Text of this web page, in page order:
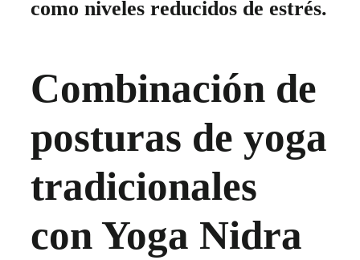
como niveles reducidos de estrés.
Combinación de
posturas de yoga
tradicionales
con Yoga Nidra